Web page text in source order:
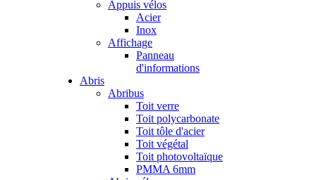
Appuis vélos
Acier
Inox
Affichage
Panneau
d'informations
Abris
Abribus
Toit verre
Toit polycarbonate
Toit tôle d'acier
Toit végétal
Toit photovoltaïque
PMMA 6mm